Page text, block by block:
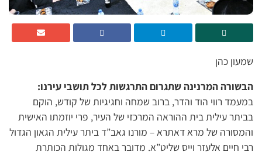
שמעון כהן
הבשורה המרנינה שתגרום התרגשות לכל תושבי עירנו:
במעמד רווי הוד והדר, ברוב שמחה וחגיגיות של קודש, הוקם
בביתר עילית בית ההוראה המרכזי של העיר, פרי יוזמתו האישית
והמסורה של מרא דאתרא – מורנו גאב”ד ביתר עילית הגאון הגדול
רבי חיים אלעזר וייס שליט”א. מדובר באחד מגולות הכותרת